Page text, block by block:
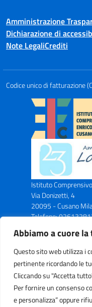
Abbiamo a cuore
Questo sito web utilizza i
pertinente ricordando le
Cliccando su "Accetta
Per fornire un consenso
e personalizza” oppure
Amministrazione
Dichiarazione di
Note LegaliCrediti
Codice unico di fatturazione
Istituto
Via Donizetti, 4
20095 - Cusano
Telefono:
PEC:
Codice
Codice Fiscale: C.F.